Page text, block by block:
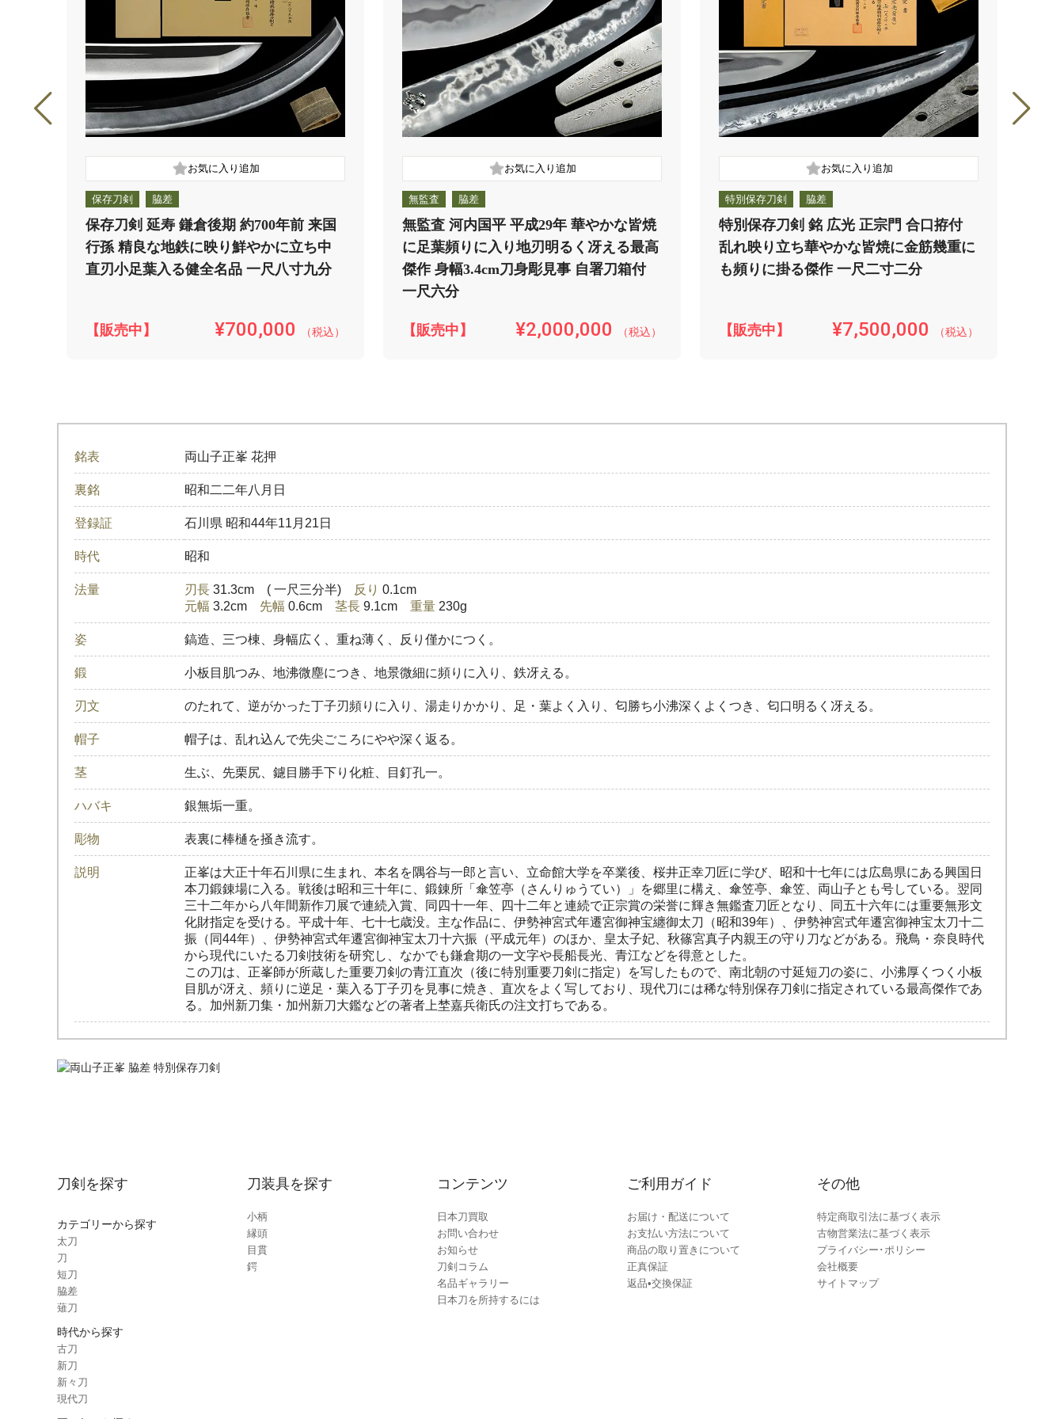
保存刀剣 脇差
保存刀剣 延寿 鎌倉後期 約700年前 来国
行孫 精良な地鉄に映り鮮やかに立ち中
直刃小足葉入る健全名品 一尺八寸九分
【販売中】 ¥700,000 （税込）
無監査 脇差
無監査 河内国平 平成29年 華やかな皆焼
に足葉頻りに入り地刃明るく冴える最高
傑作 身幅3.4cm刀身彫見事 自署刀箱付
一尺六分
【販売中】 ¥2,000,000 （税込）
特別保存刀剣 脇差
特別保存刀剣 銘 広光 正宗門 合口拵付
乱れ映り立ち華やかな皆焼に金筋幾重に
も頻りに掛る傑作 一尺二寸二分
【販売中】 ¥7,500,000 （税込）
銘表 両山子正峯 花押
裏銘 昭和二二年八月日
登録証 石川県 昭和44年11月21日
時代 昭和
法量 刃長31.3cm ( 一尺三分半) 反り 0.1cm
元幅 3.2cm 先幅 0.6cm 茎長9.1cm 重量230g
姿 鎬造、三つ棟、身幅広く、重ね薄く、反り僅かにつく。
鍛 小板目肌つみ、地沸微塵につき、地景微細に頻りに入り、鉄冴える。
刃文 のたれて、逆がかった丁子刃頻りに入り、湯走りかかり、足・葉よく入り、匂勝ち小沸深くよくつき、匂口明るく冴える。
帽子 帽子は、乱れ込んで先尖ごころにやや深く返る。
茎 生ぶ、先栗尻、鑢目勝手下り化粧、目釘孔一。
ハバキ 銀無垢一重。
彫物 表裏に棒樋を掻き流す。
説明
正峯は大正十年石川県に生まれ、本名を隅谷与一郎と言い、立命館大学を卒業後、桜井正幸刀匠に学び、昭和十七年には広島県にある興国日
本刀鍛錬場に入る。戦後は昭和三十年に、鍛錬所「傘笠亭（さんりゅうてい）」を郷里に構え、傘笠亭、傘笠、両山子とも号している。翌同
三十二年から八年間新作刀展で連続入賞、同四十一年、四十二年と連続で正宗賞の栄誉に輝き無鑑査刀匠となり、同五十六年には重要無形文
化財指定を受ける。平成十年、七十七歳没。主な作品に、伊勢神宮式年遷宮御神宝纏御太刀（昭和39年）、伊勢神宮式年遷宮御神宝太刀十二
振（同44年）、伊勢神宮式年遷宮御神宝太刀十六振（平成元年）のほか、皇太子妃、秋篠宮真子内親王の守り刀などがある。飛鳥・奈良時代
から現代にいたる刀剣技術を研究し、なかでも鎌倉期の一文字や長船長光、青江などを得意とした。
この刀は、正峯師が所蔵した重要刀剣の青江直次（後に特別重要刀剣に指定）を写したもので、南北朝の寸延短刀の姿に、小沸厚くつく小板
目肌が冴え、頻りに逆足・葉入る丁子刃を見事に焼き、直次をよく写しており、現代刀には稀な特別保存刀剣に指定されている最高傑作であ
る。加州新刀集・加州新刀大鑑などの著者上埜嘉兵衛氏の注文打ちである。
刀剣を探す
カテゴリーから探す
太刀
刀
短刀
脇差
薙刀
時代から探す
古刀
新刀
新々刀
現代刀
刀装具を探す
小柄
縁頭
目貫
鍔
コンテンツ
日本刀買取
お問い合わせ
お知らせ
刀剣コラム
名品ギャラリー
日本刀を所持するには
ご利用ガイド
お届け・配送について
お支払い方法について
商品の取り置きについて
正真保証
返品•交換保証
その他
特定商取引法に基づく表示
古物営業法に基づく表示
プライバシー･ポリシー
会社概要
サイトマップ